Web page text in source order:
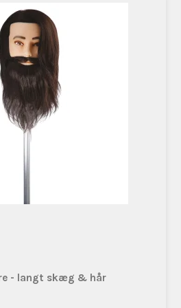
- langt skæg & hår